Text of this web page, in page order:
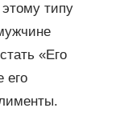
этому типу
«Его
его